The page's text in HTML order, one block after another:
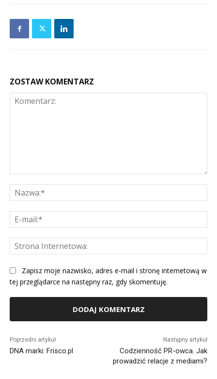
ZOSTAW KOMENTARZ
Zapisz moje nazwisko, adres e-mail i stronę internetową w
tej przeglądarce na następny raz, gdy skomentuję.
Poprzedni artykuł
DNA marki: Frisco.pl
Następny artykuł
Codzienność PR-owca. Jak
prowadzić relacje z mediami?